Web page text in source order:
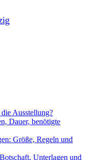
Ausstellung?
Dauer, benötigte
Größe, Regeln und
Unterlagen und